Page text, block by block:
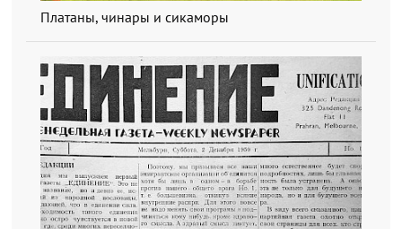
Платаны, чинары и сикаморы